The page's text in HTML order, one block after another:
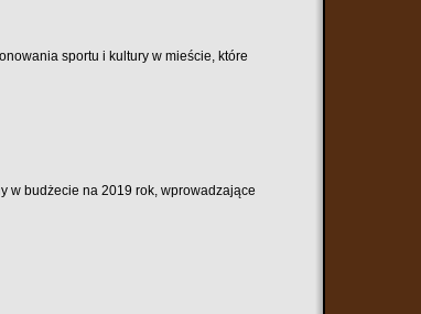
sportu i kultury w mieście, które
w budżecie na 2019 rok, wprowadzające